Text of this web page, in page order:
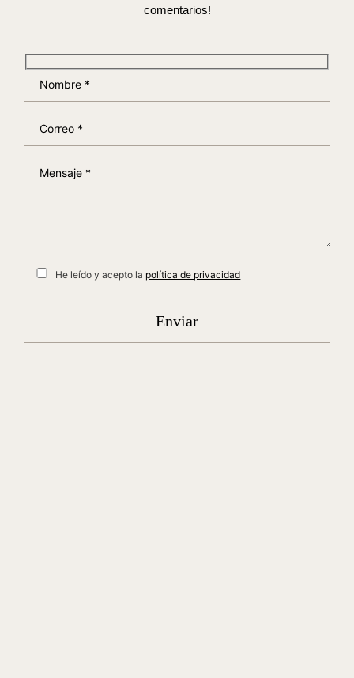
comentarios!
Nombre *
Correo *
Mensaje *
He leído y acepto la política de privacidad
Enviar